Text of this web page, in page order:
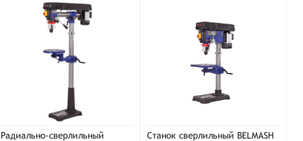
Радиально-сверлильный
Станок cверлильный BELMASH